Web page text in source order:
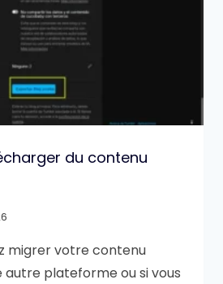
du contenu
migrer votre contenu
autre plateforme ou si vous